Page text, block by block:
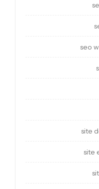
seo
site
site